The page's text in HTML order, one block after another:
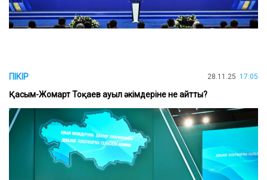
ПІКІР 28.11.25 17:05
Қасым-Жомарт Тоқаев ауыл әкімдеріне не айтты?